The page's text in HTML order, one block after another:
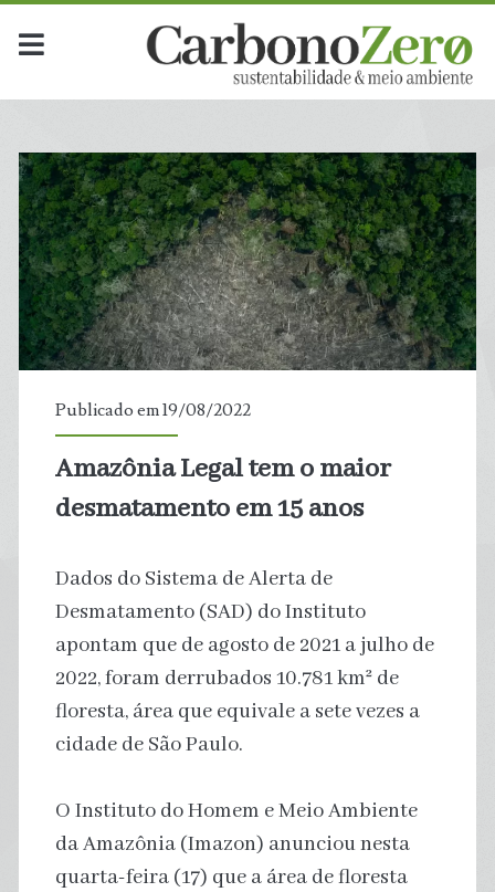
Publicado em 19/08/2022
Amazônia Legal tem o maior
desmatamento em 15 anos
Dados do Sistema de Alerta de
Desmatamento (SAD) do Instituto
apontam que de agosto de 2021 a julho de
2022, foram derrubados 10.781 km² de
floresta, área que equivale a sete vezes a
cidade de São Paulo.
O Instituto do Homem e Meio Ambiente
da Amazônia (Imazon) anunciou nesta
quarta-feira (17) que a área de floresta